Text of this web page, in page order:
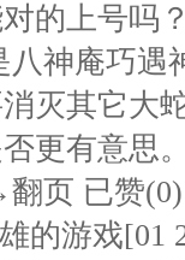
的上号吗
神庵巧遇
灭其它大
更有意思
页 已赞
的游戏[01